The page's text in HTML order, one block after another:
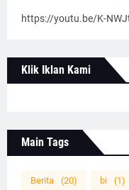
https://youtu.be/K-
Klik Iklan Kami
Main Tags
Berita (20) bi (1)